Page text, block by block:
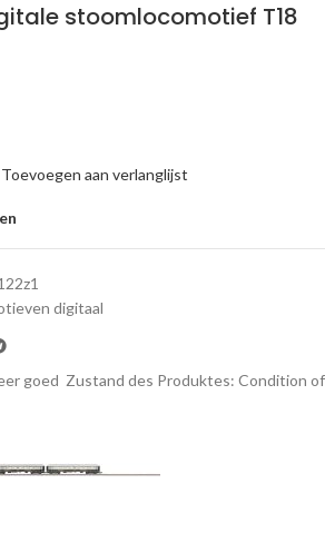
stoomlocomotief T18
Toevoegen aan verlanglijst
digitaal
goed Zustand des Produktes: Condition of